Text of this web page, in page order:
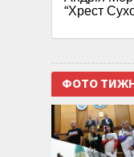
“Хрест
ФОТО